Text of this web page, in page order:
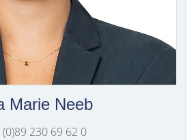
Marie Neeb
(0)89 230 69 62 0